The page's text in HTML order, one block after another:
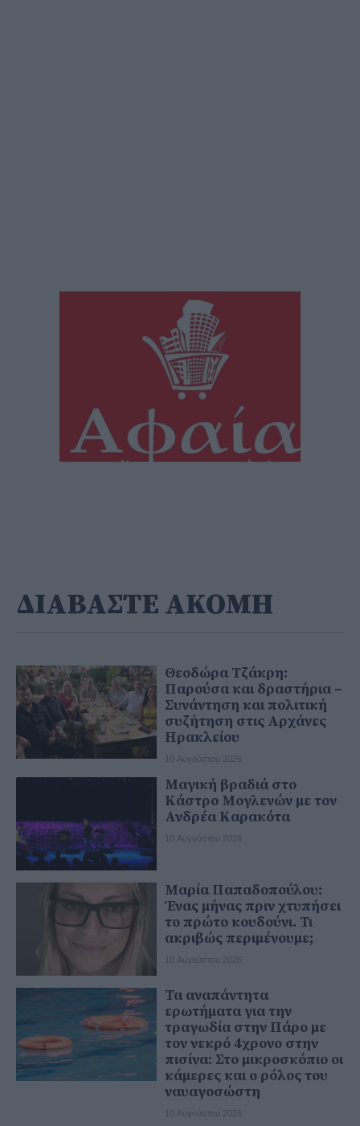
ΔΙΑΒΑΣΤΕ ΑΚΟΜΗ
Θεοδώρα Τζάκρη:
Παρούσα και δραστήρια –
Συνάντηση και πολιτική
συζήτηση στις Αρχάνες
Ηρακλείου
10 Αυγούστου 2026
Μαγική βραδιά στο
Κάστρο Μογλενών με τον
Ανδρέα Καρακότα
10 Αυγούστου 2026
Μαρία Παπαδοπούλου:
Ένας μήνας πριν χτυπήσει
το πρώτο κουδούνι. Τι
ακριβώς περιμένουμε;
10 Αυγούστου 2026
Τα αναπάντητα
ερωτήματα για την
τραγωδία στην Πάρο με
τον νεκρό 4χρονο στην
πισίνα: Στο μικροσκόπιο οι
κάμερες και ο ρόλος του
ναυαγοσώστη
10 Αυγούστου 2026